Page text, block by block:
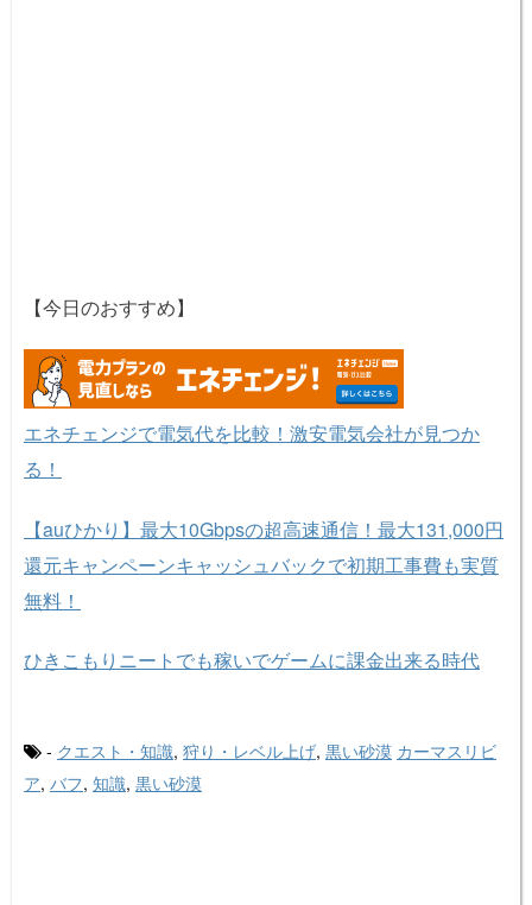
【今日のおすすめ】
エネチェンジで電気代を比較！激安電気会社が見つか
る！
【auひかり】最大10Gbpsの超高速通信！最大131,000円
還元キャンペーンキャッシュバックで初期工事費も実質
無料！
ひきこもりニートでも稼いでゲームに課金出来る時代
- クエスト・知識, 狩り・レベル上げ, 黒い砂漠 カーマスリビ
ア, バフ, 知識, 黒い砂漠